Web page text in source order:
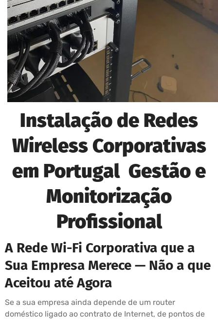
Instalação de Redes
Wireless Corporativas
em Portugal Gestão e
Monitorização
Profissional
A Rede Wi-Fi Corporativa que a
Sua Empresa Merece — Não a que
Aceitou até Agora
Se a sua empresa ainda depende de um router
doméstico ligado ao contrato de Internet, de pontos de